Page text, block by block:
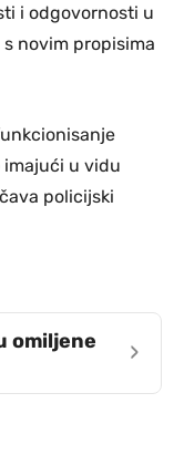
i odgovornosti u
novim propisima
imajući u vidu
policijski
omiljene
›